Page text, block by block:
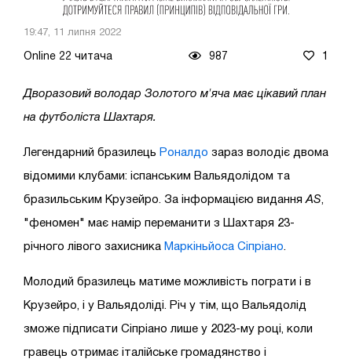
19:47, 11 липня 2022
Online 22 читача 987 1
Дворазовий володар Золотого м'яча має цікавий план
на футболіста Шахтаря.
Легендарний бразилець Роналдо зараз володіє двома
відомими клубами: іспанським Вальядолідом та
бразильським Крузейро. За інформацією видання AS
"феномен" має намір переманити з Шахтаря 23-
річного лівого захисника Маркіньйоса Сіпріано
Молодий бразилець матиме можливість пограти і в
Крузейро, і у Вальядоліді. Річ у тім, що Вальядолід
зможе підписати Сіпріано лише у 2023-му році, коли
гравець отримає італійське громадянство і